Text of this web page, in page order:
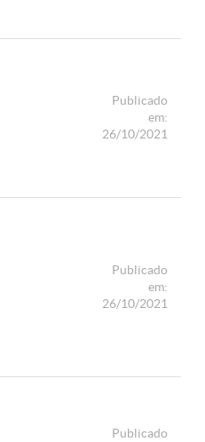
Publicado
em:
26/10/2021
Publicado
em:
26/10/2021
Publicado